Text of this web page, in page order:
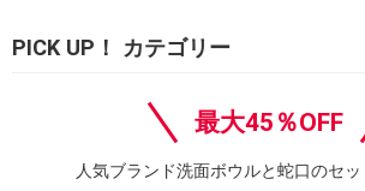
PICK UP！ カテゴリー
最大45％OFF
人気ブランド洗面ボウルと蛇口のセッ